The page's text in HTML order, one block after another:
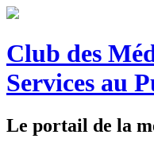
Club des
Services au
Le portail de la